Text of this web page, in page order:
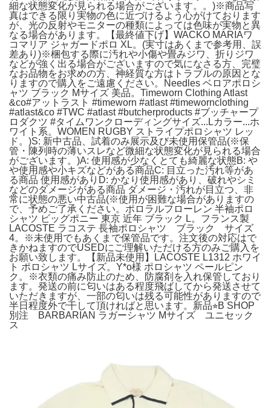
細な状態変化が見られる場合がございます。。)※商品写
真はできる限り実物の色に近づけるよう心がけております
が、光の反射やモニターの種類によっては色味が実物と異
なる場合があります。【最終値下げ】WACKO MARIAワ
コマリア ジャガードポロ XL。(実寸はあくまで参考用、誤
差あり)※梱包する際に汚れや小傷や畳みジワ、折りジワ
などが強く出る場合がございますので気になさる方、完璧
なお品物をお求めの方、神経質な方はトラブルの原因とな
りますので購入をご遠慮ください。Needles ベロアポロシ
ャツ ブラック Mサイズ 美品。Timeworn Clothing Atlast
&co#アットラスト #timeworn #atlast #timewornclothing
#atlast&co #TWC #atlast #butcherproducts #ブッチャープ
ロダクツ #タイムワンクローディングサイズ...Lカラー...ホ
ワイト系。WOMEN RUGBY ストライプポロシャツ レッ
ド。)S: 新中古品、試着のみ展示及び未使用保管品(※保
管・陳列時の薄いスレなど微細な状態変化が見られる場合
がございます。)A: 使用感が少なくとても綺麗な状態B: や
や使用感や小キズなどがある商品C: 目立った汚れ等があ
る商品 使用感がありD: かなり使用感があり、破れやシミ
などのダメージがある商品 ダメージ・汚れが目立つ、非
常に状態の悪い中古品(※使用が困難な場合がありますの
で、予めご了承ください。ポロラルフローレン 半袖ポロ
シャツ ビッグポニー 東京 近年 ブラック L。フランス製
LACOSTE ラコステ 長袖ポロシャツ ブラック サイズ
4。※未使用でもあくまで保管品です。注文後の対応はで
きかねますのでUSEDにご理解いただける方のみご購入を
お願い致します。【新品未使用】LACOSTE L1312 ホワイ
ト ポロシャツ Lサイズ。Y*o様 ポロシャツ ペールピン
ク。※衣類の痛み防止のため、防腐剤を入れ保管しており
ます。発送の前に匂いはある程度飛ばしてから発送させて
いただきますが、一部の匂いは残る可能性がありますので
半日程度外で干して頂ければと思います。新品⭐︎B SHOP
別注 BARBARIAN ラガーシャツ Mサイズ ユニセック
ス